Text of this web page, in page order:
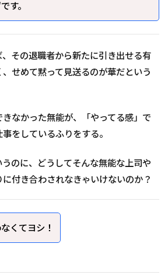
す。
その退職者から新たに引き出せる有
せめて黙って見送るのが華だという
なかった無能が、「やってる感」で
をしているふりをする。
のに、どうしてそんな無能な上司や
付き合わされなきゃいけないのか？
くてヨシ！